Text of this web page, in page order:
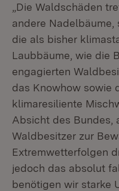
„Die Waldschäden
andere Nadelbäume,
die als bisher
Laubbäume, wie die
engagierten
das Knowhow sowie
klimaresiliente
Absicht des Bundes,
Waldbesitzer zur
Extremwetterfolgen
jedoch das absolut
benötigen wir starke